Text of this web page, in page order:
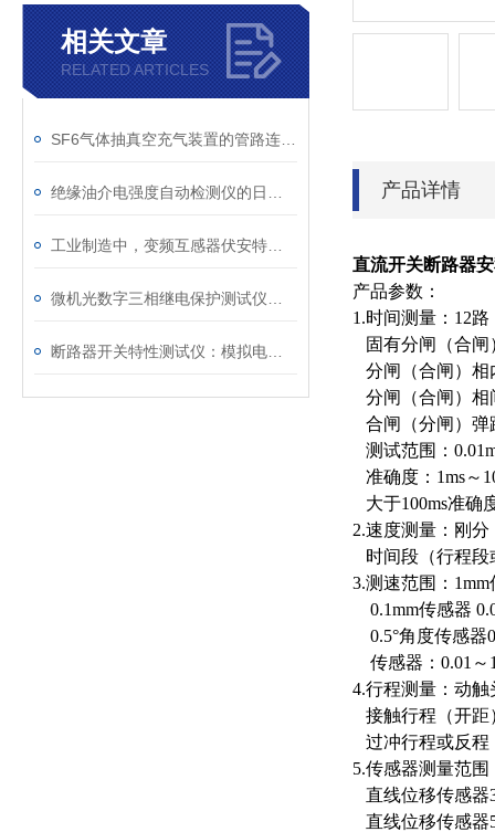
相关文章
RELATED ARTICLES
产品详情
直流开关断路器
产品参数：
1.时间测量：12路
固有分闸（合闸
分闸（合闸）相
分闸（合闸）相
合闸（分闸）弹
测试范围：
准确度：1ms～
大于100ms准确
2.速度测量：刚
时间段（行程段
3.测速范围：1mm
0.1mm传感器
0.5°角度传感器
传感器：0.01～
4.行程测量：动
接触行程（开距
过冲行程或反程
5.传感器测量范围
直线位移传感器
直线位移传感器